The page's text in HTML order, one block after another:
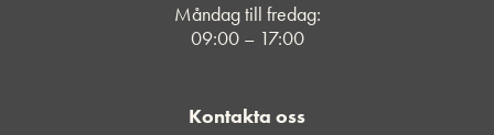
Måndag till fredag:
09:00 – 17:00
Kontakta oss